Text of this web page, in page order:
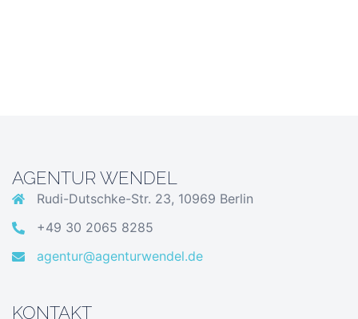
AGENTUR WENDEL
Rudi-Dutschke-Str. 23, 10969 Berlin
+49 30 2065 8285
agentur@agenturwendel.de
KONTAKT